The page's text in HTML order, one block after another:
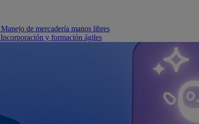
Manejo de mercadería manos libres
Incorporación y formación ágiles